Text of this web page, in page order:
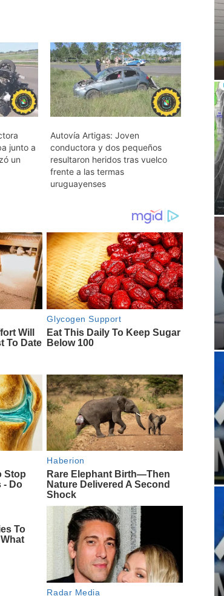
junto a
un
Autovía Artigas: Joven
conductora y dos pequeños
resultaron heridos tras vuelco
frente a las termas
uruguayenses